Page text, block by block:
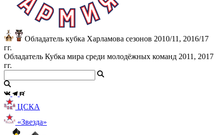
Обладатель кубка Харламова сезонов 2010/11, 2016/17
гг.
Обладатель Кубка мира среди молодёжных команд 2011, 2017
гг.
ЦСКА
«Звезда»